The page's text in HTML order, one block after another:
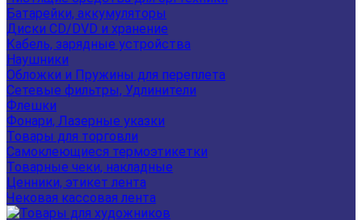
Батарейки, аккумуляторы
Диски CD/DVD и хранение
Кабель, зарядные устройства
Наушники
Обложки и Пружины для переплета
Сетевые фильтры, Удлинители
Флешки
Фонари, Лазерные указки
Товары для торговли
Самоклеющиеся термоэтикетки
Товарные чеки, накладные
Ценники, этикет лента
Чековая кассовая лента